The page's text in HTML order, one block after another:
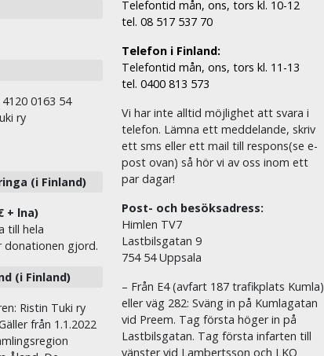
0163 54
ry
(i Finland)
+ lna)
till hela
donationen gjord.
(i Finland)
Ristin Tuki ry
från 1.1.2022
Telefontid mån, ons, tors kl. 10-12
tel. 08 517 537 70
Telefon i Finland:
Telefontid mån, ons, tors kl. 11-13
tel. 0400 813 573
Vi har inte alltid möjlighet att svara i
telefon. Lämna ett meddelande, skriv
ett sms eller ett mail till respons(se e-
post ovan) så hör vi av oss inom ett
par dagar!
Post- och besöksadress:
Himlen TV7
Lastbilsgatan 9
754 54 Uppsala
– Från E4 (avfart 187 trafikplats Kumla)
eller väg 282: Sväng in på Kumlagatan
vid Preem. Tag första höger in på
Lastbilsgatan. Tag första infarten till
vänster vid Lambertsson och LKQ